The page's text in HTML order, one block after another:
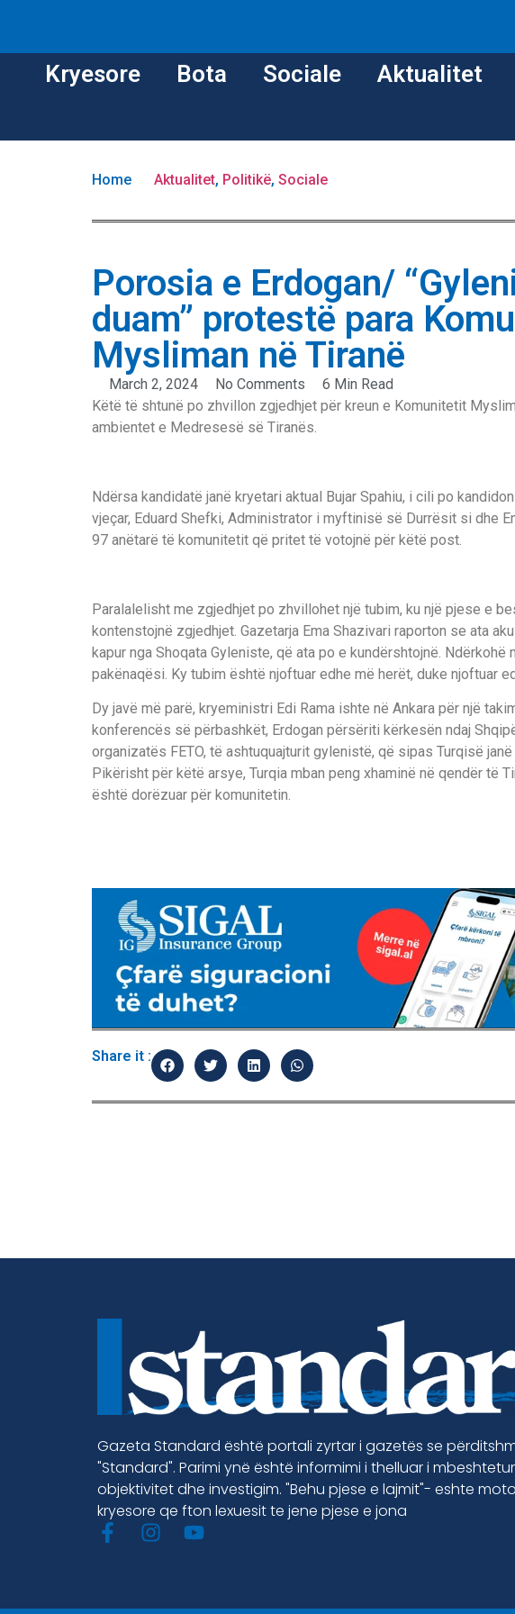
Kryesore Bota Sociale Aktualitet
Home Aktualitet, Politikë, Sociale
Porosia e Erdogan/
duam” protestë para
Mysliman në Tiranë
March 2, 2024 No Comments
6 Min Read
Këtë të shtunë po zhvillon zgjedhjet për kreun e Komunitetit
ambientet e Medresesë së Tiranës.
Ndërsa kandidatë janë kryetari aktual Bujar Spahiu, i cili po
vjeçar, Eduard Shefki, Administrator i myftinisë së Durrësit si dhe
97 anëtarë të komunitetit që pritet të votojnë për këtë post.
Paralalelisht me zgjedhjet po zhvillohet një tubim, ku një pjese e
kontenstojnë zgjedhjet. Gazetarja Ema Shazivari raporton se ata
kapur nga Shoqata Gyleniste, që ata po e kundërshtojnë. Ndërkohë
pakënaqësi. Ky tubim është njoftuar edhe më herët, duke njoftuar
Dy javë më parë, kryeministri Edi Rama ishte në Ankara për një
konferencës së përbashkët, Erdogan përsëriti kërkesën ndaj
organizatës FETO, të ashtuquajturit gylenistë, që sipas Turqisë
Pikërisht për këtë arsye, Turqia mban peng xhaminë në qendër të
është dorëzuar për komunitetin.
Share it :
Gazeta Standard është portali zyrtar i gazetës se
"Standard". Parimi ynë është informimi i thelluar i
objektivitet dhe investigim. "Behu pjese e lajmit"- eshte
kryesore qe fton lexuesit te jene pjese e jona